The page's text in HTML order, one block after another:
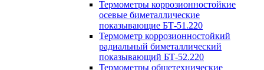
Термометры коррозионностойкие
осевые биметаллические
показывающие БТ-51.220
Термометр коррозионностойкий
радиальный биметаллический
показывающий БТ-52.220
Термометры общетехнические